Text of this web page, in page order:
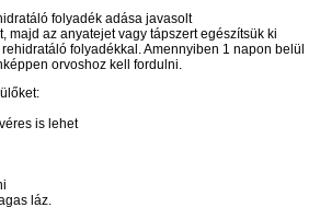
folyadék adása javasolt
majd az anyatejet vagy tápszert egészítsük ki
folyadékkal. Amennyiben 1 napon belül
orvoshoz kell fordulni.
is lehet
láz.